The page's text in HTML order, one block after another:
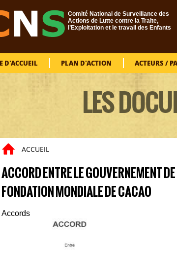
Comité National de Surveillance des
Actions de Lutte contre la Traite,
l’Exploitation et le travail des Enfants
D'ACCUEIL PLAN D'ACTION ACTEURS /
LES
Vous êtes ici
ACCUEIL
ACCORD ENTRE LE GOUVERNEMENT
FONDATION MONDIALE DE CACAO
Accords